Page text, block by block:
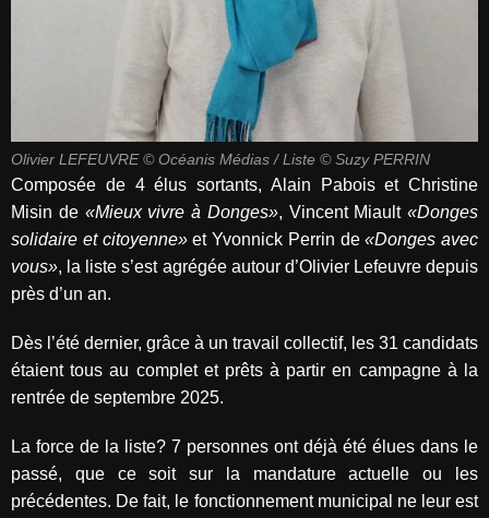
Olivier LEFEUVRE © Océanis Médias / Liste © Suzy PERRIN
Composée de 4 élus sortants, Alain Pabois et Christine
Misin de «Mieux vivre à Donges», Vincent Miault «Donges
solidaire et citoyenne»et Yvonnick Perrin de«Donges avec
vous», la liste s’est agrégée autour d’Olivier Lefeuvre depuis
près d’un an.
Dès l’été dernier, grâce à un travail collectif, les 31 candidats
étaient tous au complet et prêts à partir en campagne à la
rentrée de septembre 2025.
La force de la liste? 7 personnes ont déjà été élues dans le
passé, que ce soit sur la mandature actuelle ou les
précédentes. De fait, le fonctionnement municipal ne leur est